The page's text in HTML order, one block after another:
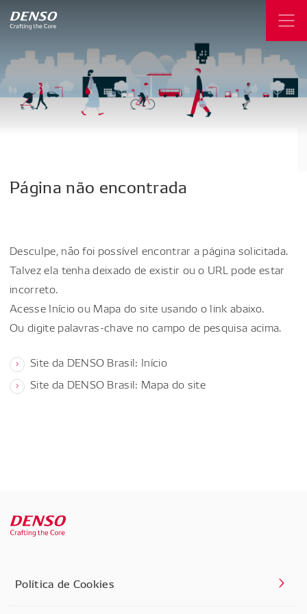
Página não encontrada
Desculpe, não foi possível encontrar a página solicitada.
Talvez ela tenha deixado de existir ou o URL pode estar
incorreto.
Acesse Início ou Mapa do site usando o link abaixo.
Ou digite palavras-chave no campo de pesquisa acima.
Site da DENSO Brasil: Início
Site da DENSO Brasil: Mapa do site
Política de Cookies